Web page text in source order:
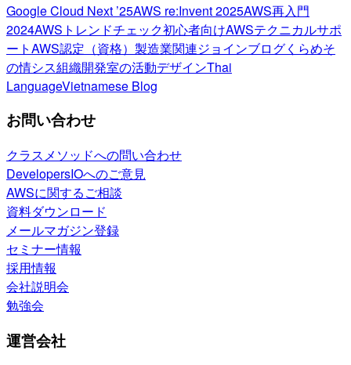
Google Cloud Next ’25AWS re:Invent 2025AWS再入門
2024AWSトレンドチェック初心者向けAWSテクニカルサポ
ートAWS認定（資格） 製造業関連ジョインブログくらめそ
の情シス組織開発室の活動デザインThai
LanguageVietnamese Blog
お問い合わせ
クラスメソッドへの問い合わせ
DevelopersIOへのご意見
AWSに関するご相談
資料ダウンロード
メールマガジン登録
セミナー情報
採用情報
会社説明会
勉強会
運営会社